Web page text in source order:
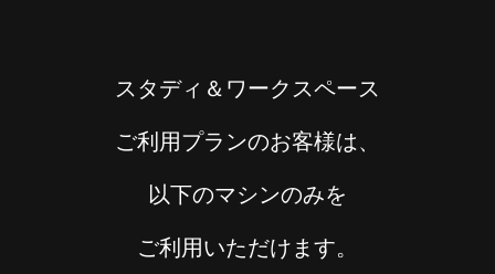
スタディ＆ワークスペース
ご利用プランのお客様は、
以下のマシンのみを
ご利用いただけます。